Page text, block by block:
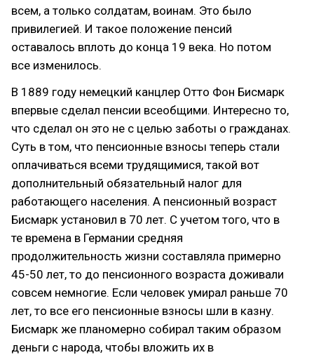
всем, а только солдатам, воинам. Это было
привилегией. И такое положение пенсий
оставалось вплоть до конца 19 века. Но потом
все изменилось.
В 1889 году немецкий канцлер Отто Фон Бисмарк
впервые сделал пенсии всеобщими. Интересно то,
что сделал он это не с целью заботы о гражданах.
Суть в том, что пенсионные взносы теперь стали
оплачиваться всеми трудящимися, такой вот
дополнительный обязательный налог для
работающего населения. А пенсионный возраст
Бисмарк установил в 70 лет. С учетом того, что в
те времена в Германии средняя
продолжительность жизни составляла примерно
45-50 лет, то до пенсионного возраста доживали
совсем немногие. Если человек умирал раньше 70
лет, то все его пенсионные взносы шли в казну.
Бисмарк же планомерно собирал таким образом
деньги с народа, чтобы вложить их в